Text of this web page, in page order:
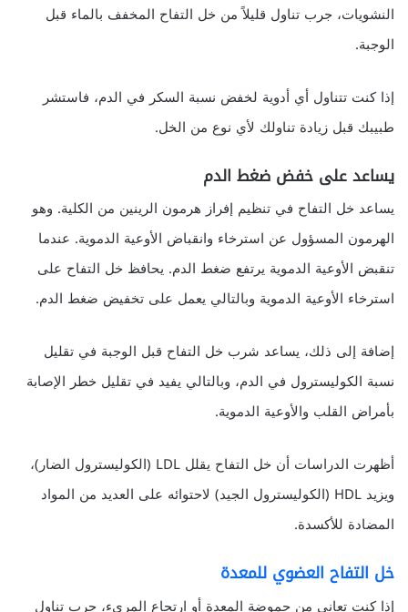
النشويات، جرب تناول قليلاً من خل التفاح المخفف بالماء قبل
الوجبة.
إذا كنت تتناول أي أدوية لخفض نسبة السكر في الدم، فاستشر
طبيبك قبل زيادة تناولك لأي نوع من الخل.
يساعد على خفض ضغط الدم
يساعد خل التفاح في تنظيم إفراز هرمون الرينين من الكلية. وهو
الهرمون المسؤول عن استرخاء وانقباض الأوعية الدموية. عندما
تنقبض الأوعية الدموية يرتفع ضغط الدم. يحافظ خل التفاح على
استرخاء الأوعية الدموية وبالتالي يعمل على تخفيض ضغط الدم.
إضافة إلى ذلك، يساعد شرب خل التفاح قبل الوجبة في تقليل
نسبة الكوليسترول في الدم، وبالتالي يفيد في تقليل خطر الإصابة
بأمراض القلب والأوعية الدموية.
أظهرت الدراسات أن خل التفاح يقلل LDL (الكوليسترول الضار)،
ويزيد HDL (الكوليسترول الجيد) لاحتوائه على العديد من المواد
المضادة للأكسدة.
خل التفاح العضوي للمعدة
إذا كنت تعاني من حموضة المعدة أو ارتجاع المريء، جرب تناول